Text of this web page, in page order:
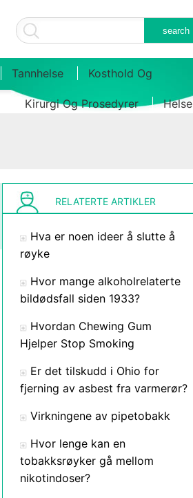
Tannhelse Kosthold Og
Kirurgi Og Prosedyrer Helse
RELATERTE ARTIKLER
Hva er noen ideer å slutte å
røyke
Hvor mange alkoholrelaterte
bildødsfall siden 1933?
Hvordan Chewing Gum
Hjelper Stop Smoking
Er det tilskudd i Ohio for
fjerning av asbest fra varmerør?
Virkningene av pipetobakk
Hvor lenge kan en
tobakksrøyker gå mellom
nikotindoser?